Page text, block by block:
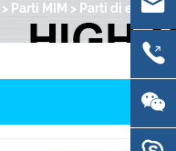
> Parti MIM > Parti di elettronica di consumo